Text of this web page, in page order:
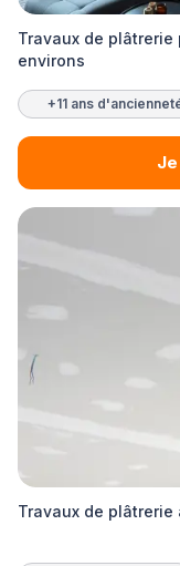
Travaux de plâtrerie
environs
+11 ans
Travaux de